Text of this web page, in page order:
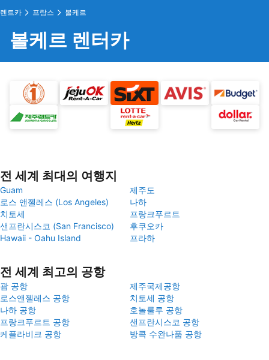
렌트카 프랑스 볼케르
볼케르 렌터카
전 세계 최대의 여행지
Guam
제주도
로스 앤젤레스 (Los Angeles)
나하
치토세
프랑크푸르트
샌프란시스코 (San Francisco)
후쿠오카
Hawaii - Oahu Island
프라하
전 세계 최고의 공항
괌 공항
제주국제공항
로스앤젤레스 공항
치토세 공항
나하 공항
호놀룰루 공항
프랑크푸르트 공항
샌프란시스코 공항
케플라비크 공항
방콕 수완나품 공항